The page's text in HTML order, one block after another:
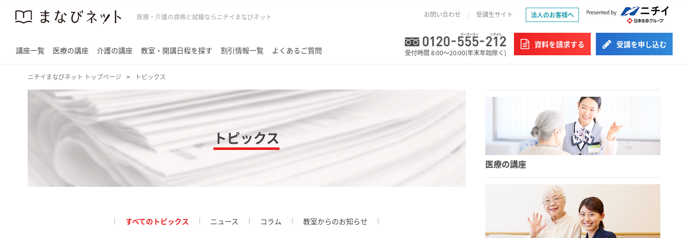
医療・介護の資格と就職ならニチイまなびネット お問い合わせ 受講生サイト 法人のお客様へ
講座一覧 医療の講座 介護の講座 教室・開講日程を探す 割引情報一覧 よくあるご質問 受付時間 8:00～20:00(年末年始除く)
資料を請求する 受講を申し込む
ニチイまなびネット トップページ トピックス
トピックス
すべてのトピックス ニュース コラム 教室からのお知らせ
医療の講座